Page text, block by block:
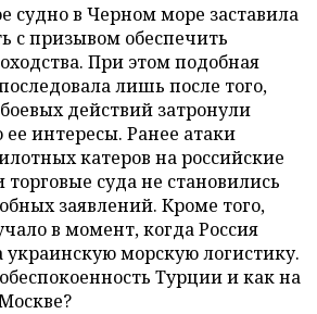
судно в Черном море заставила
с призывом обеспечить
При этом подобная
лишь после того,
действий затронули
интересы. Ранее атаки
катеров на российские
суда не становились
заявлений. Кроме того,
в момент, когда Россия
украинскую морскую логистику.
Турции и как на